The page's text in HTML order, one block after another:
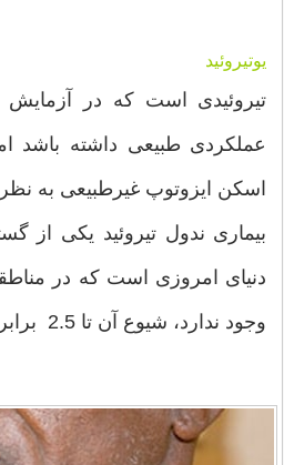
یوتیروئید
تیروئیدی است که در
عملکردی طبیعی داشته باشد
اسکن ایزوتوپ غیرطبیعی به
بیماری ندول تیروئید یکی از
دنیای امروزی است که در
وجود ندارد، شیوع آن تا 2.5 برابر افزایش می یابد.